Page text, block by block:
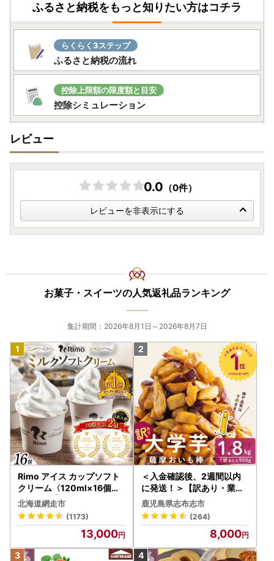
ふるさと納税をもっと知りたい方はコチラ
らくらく3ステップ
ふるさと納税の流れ
控除上限額の限度額と目安
控除シミュレーション
レビュー
0.0 （0件）
レビューを非表示にする
お菓子・スイーツの人気返礼品ランキング
集計期間：2026年8月1日～2026年8月7日
Rimo アイス カップソフト
クリーム〈120ml×16個〉
ABA002 | アイス
北海道網走市
(1173)
13,000
＜入金確認後、2週間以内
に発送！＞【訳あり・業務
用】薩摩おいも棒セット 計
1.8kg(900g×2袋) p8-142
-2w
鹿児島県志布志市
(264)
8,000